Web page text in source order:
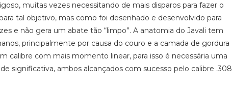
muitas vezes necessitando de mais disparos para fazer o
tal objetivo, mas como foi desenhado e desenvolvido para
e não gera um abate tão “limpo”. A anatomia do Javali tem
principalmente por causa do couro e a camada de gordura
calibre com mais momento linear, para isso é necessária uma
significativa, ambos alcançados com sucesso pelo calibre .308